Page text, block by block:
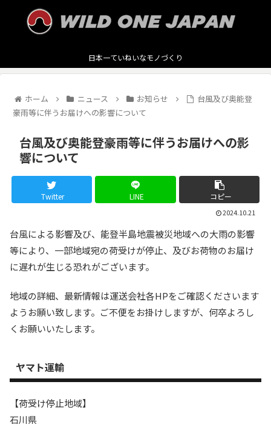
日本一ていねいなモノづくり
ホーム ニュース お知らせ
台風及び奥能登
豪雨等に伴うお届けへの影響について
台風及び奥能登豪雨等に伴うお届けへの影
響について
Twitter LINE コピー
2024.10.21
台風による影響及び、能登半島地震被災地域への大雨の影響
等により、一部地域宛の荷受けが停止、及びお荷物のお届け
に遅れが生じる恐れがございます。
地域の詳細、最新情報は運送会社各HPをご確認くださいます
ようお願い致します。ご不便をお掛けしますが、何卒よろし
くお願いいたします。
ヤマト運輸
【荷受け停止地域】
石川県